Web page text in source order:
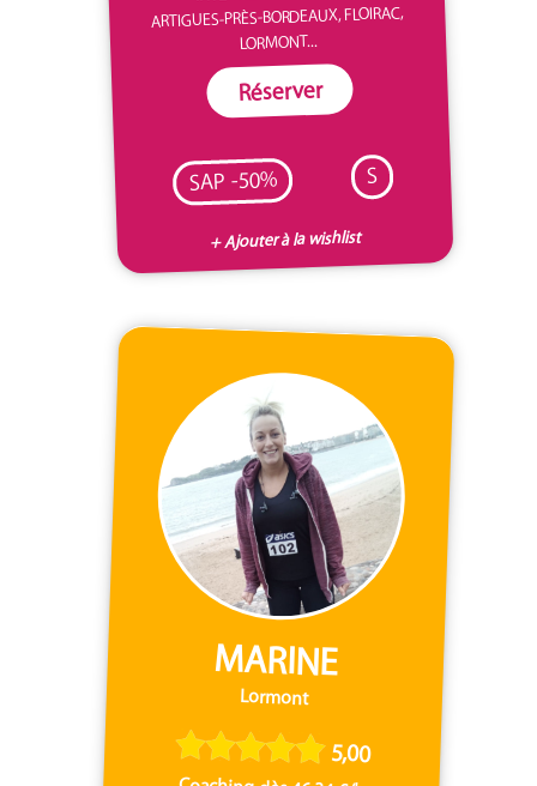
ARTIGUES-PRÈS-BORDEAUX, FLOIRAC,
LORMONT...
Réserver
SAP -50% S
+ Ajouter à la wishlist
MARINE
Lormont
5,00